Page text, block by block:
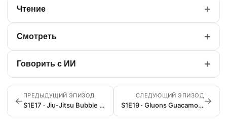
Чтение +
Смотреть +
Говорить с ИИ +
← ПРЕДЫДУЩИЙ ЭПИЗОД
S1E17 · Jiu-Jitsu Bubble Wrap and Yoo-Hoo
СЛЕДУЮЩИЙ ЭПИЗОД
S1E19 · Gluons Guacamole and the Color Purple→